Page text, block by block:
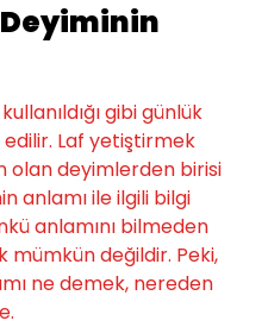
gibi günlük
Laf yetiştirmek
olan deyimlerden birisi
anlamı ile ilgili bilgi
anlamını bilmeden
mümkün değildir. Peki,
ne demek, nereden